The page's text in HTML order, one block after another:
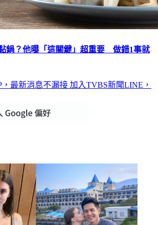
鍋？他曝「這關鍵」超重要 做錯1事就
最新消息不漏接 加入TVBS新聞LINE，